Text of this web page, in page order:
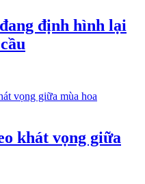
định hình lại
khát vọng giữa